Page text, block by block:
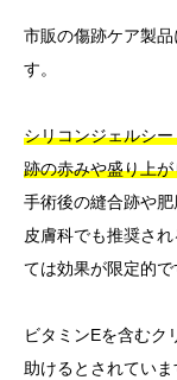
市販の傷跡ケア製
す。
シリコンジェルシ
跡の赤みや盛り上
手術後の縫合跡や肥
皮膚科でも推奨さ
ては効果が限定的で
ビタミンEを含むク
助けるとされてい